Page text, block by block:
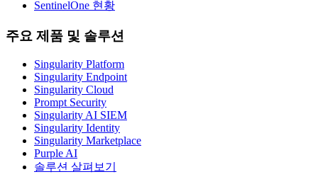
SentinelOne 현황
주요 제품 및 솔루션
Singularity Platform
Singularity Endpoint
Singularity Cloud
Prompt Security
Singularity AI SIEM
Singularity Identity
Singularity Marketplace
Purple AI
솔루션 살펴보기